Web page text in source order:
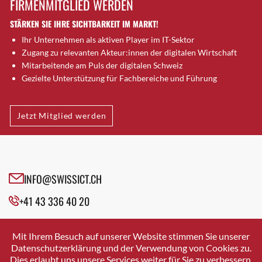
Brugg AG
Brütten
Bubendorf
Bubikon
Buchs (SG)
Bäretswil
Bülach
Cazis
Crissier
Davos Platz
Dierikon
Dietikon
FIRMENMITGLIED WERDEN
STÄRKEN SIE IHRE SICHTBARKEIT IM MARKT!
Ihr Unternehmen als aktiven Player im IT-Sektor
Zugang zu relevanten Akteur:innen der digitalen Wirtschaft
Mitarbeitende am Puls der digitalen Schweiz
Gezielte Unterstützung für Fachbereiche und Führung
Jetzt Mitglied werden
INFO@SWISSICT.CH
+41 43 336 40 20
SWISSICT
VULKANSTRASSE 120
8048 ZURICH
Mit Ihrem Besuch auf unserer Website stimmen Sie unserer
Datenschutzerklärung und der Verwendung von Cookies zu.
Dies erlaubt uns unsere Services weiter für Sie zu verbessern.